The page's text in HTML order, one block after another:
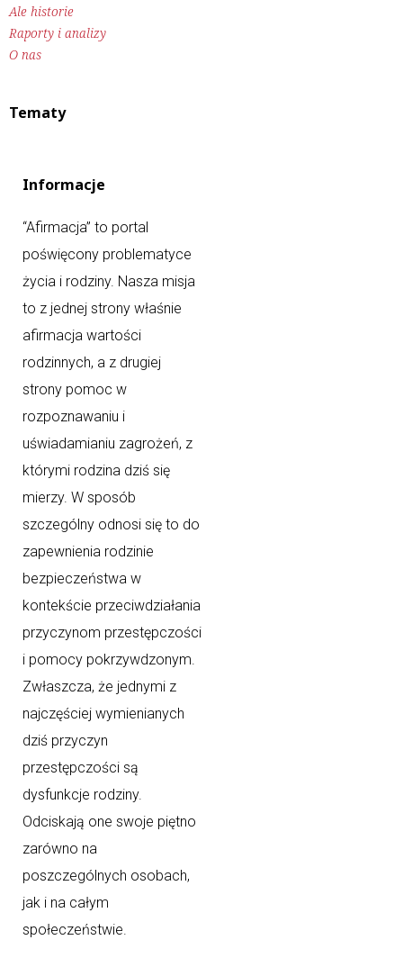
Ale historie
Raporty i analizy
O nas
Tematy
Informacje
“Afirmacja” to portal
poświęcony problematyce
życia i rodziny. Nasza misja
to z jednej strony właśnie
afirmacja wartości
rodzinnych, a z drugiej
strony pomoc w
rozpoznawaniu i
uświadamianiu zagrożeń, z
którymi rodzina dziś się
mierzy. W sposób
szczególny odnosi się to do
zapewnienia rodzinie
bezpieczeństwa w
kontekście przeciwdziałania
przyczynom przestępczości
i pomocy pokrzywdzonym.
Zwłaszcza, że jednymi z
najczęściej wymienianych
dziś przyczyn
przestępczości są
dysfunkcje rodziny.
Odciskają one swoje piętno
zarówno na
poszczególnych osobach,
jak i na całym
społeczeństwie.